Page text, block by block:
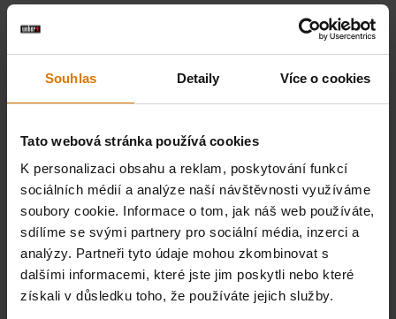
Souhlas Detaily Více o cookies
Tato webová stránka používá cookies
K personalizaci obsahu a reklam, poskytování funkcí
sociálních médií a analýze naší návštěvnosti využíváme
soubory cookie. Informace o tom, jak náš web používáte,
sdílíme se svými partnery pro sociální média, inzerci a
analýzy. Partneři tyto údaje mohou zkombinovat s
dalšími informacemi, které jste jim poskytli nebo které
získali v důsledku toho, že používáte jejich služby.